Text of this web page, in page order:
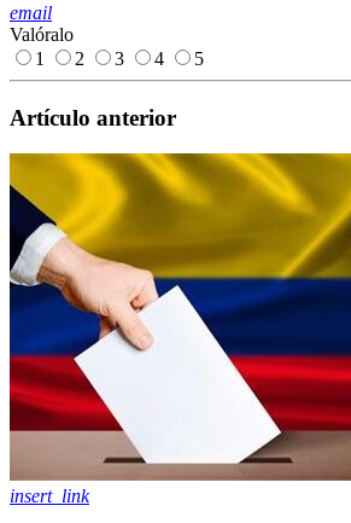
email
Valóralo
1
2 3 4 5
Artículo anterior
insert_link